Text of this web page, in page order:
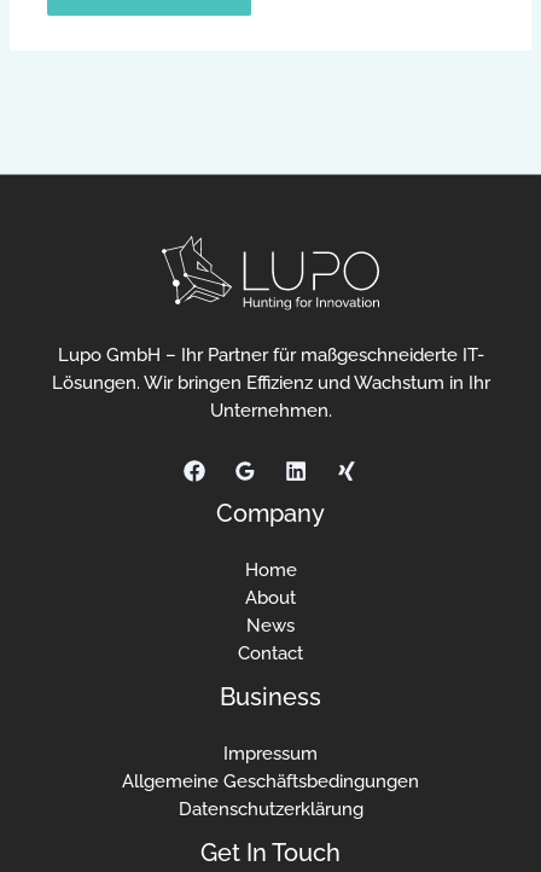
Lupo GmbH – Ihr Partner für maßgeschneiderte IT-
Lösungen. Wir bringen Effizienz und Wachstum in Ihr
Unternehmen.
Company
Home
About
News
Contact
Business
Impressum
Allgemeine Geschäftsbedingungen
Datenschutzerklärung
Get In Touch